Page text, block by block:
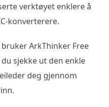
verktøyet enklere å
konverterere.
ArkThinker Free
sjekke ut den enkle
deg gjennom